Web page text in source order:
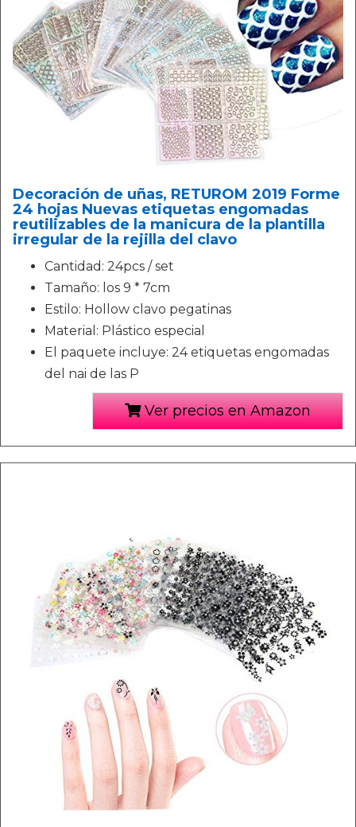
Decoración de uñas, RETUROM 2019 Forme
24 hojas Nuevas etiquetas engomadas
reutilizables de la manicura de la plantilla
irregular de la rejilla del clavo
Cantidad: 24pcs / set
Tamaño: los 9 * 7cm
Estilo: Hollow clavo pegatinas
Material: Plástico especial
El paquete incluye: 24 etiquetas engomadas
del nai de las P
Ver precios en Amazon